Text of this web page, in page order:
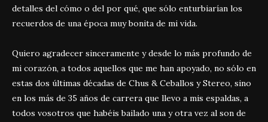
detalles del cómo o del por qué, que sólo enturbiarían los
recuerdos de una época muy bonita de mi vida.
Quiero agradecer sinceramente y desde lo más profundo de
mi corazón, a todos aquellos que me han apoyado, no sólo en
estas dos últimas décadas de Chus & Ceballos y Stereo, sino
en los más de 35 años de carrera que llevo a mis espaldas, a
todos vosotros que habéis bailado una y otra vez al son de